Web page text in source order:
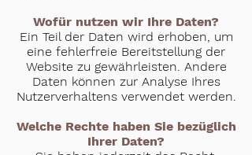
Wofür nutzen wir Ihre Daten?
Ein Teil der Daten wird erhoben, um
eine fehlerfreie Bereitstellung der
Website zu gewährleisten. Andere
Daten können zur Analyse Ihres
Nutzerverhaltens verwendet werden.
Welche Rechte haben Sie bezüglich
Ihrer Daten?